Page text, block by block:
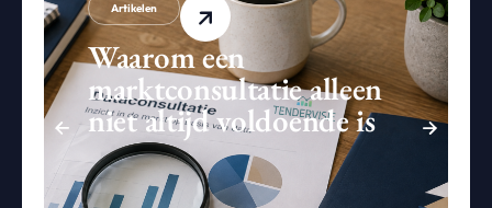
Artikelen
Waarom een
marktconsultatie alleen
niet altijd voldoende is